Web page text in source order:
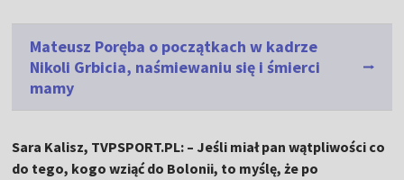
Mateusz Poręba o początkach w kadrze
Nikoli Grbicia, naśmiewaniu się i śmierci
mamy
Sara Kalisz, TVPSPORT.PL: – Jeśli miał pan wątpliwości co
do tego, kogo wziąć do Bolonii, to myślę, że po